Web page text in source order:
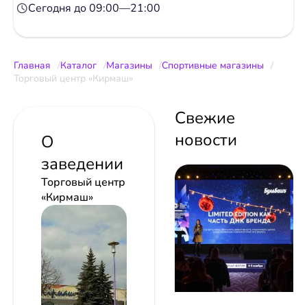
Сегодня до 09:00—21:00
Главная Каталог Магазины
Спортивные магазины
Торговый центр «Кирмаш»
О
заведении
Торговый центр
«Кирмаш»
Свежие
новости